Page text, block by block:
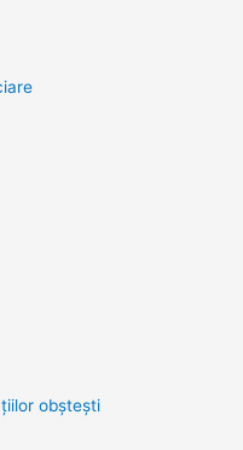
obşteşti